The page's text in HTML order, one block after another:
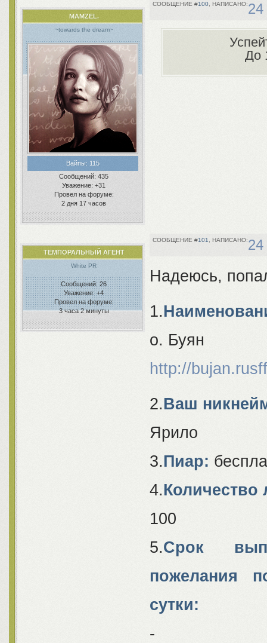
100
MAMZEL.
~towards the dream~
Вайпы: 115
Сообщений: 435
Уважение: +31
Провел на форуме:
2 дня 17 часов
До
101
ТЕМПОРАЛЬНЫЙ АГЕНТ
White PR
Сообщений:26
Уважение: +4
Провел на форуме:
3 часа 2 минуты
Надеюсь,
1.
о. Буян
http://
2.Ваш
Ярило
3.Пиар:
4.Количество
100
5.Срок
пожелания
сутки:
-